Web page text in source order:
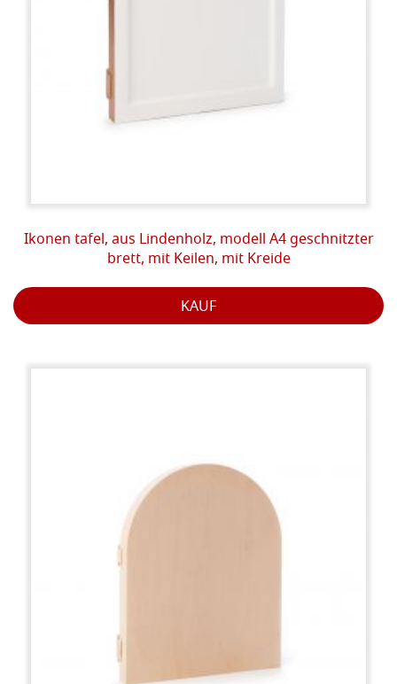
Ikonen tafel, aus Lindenholz, modell A4 geschnitzter
brett, mit Keilen, mit Kreide
KAUF